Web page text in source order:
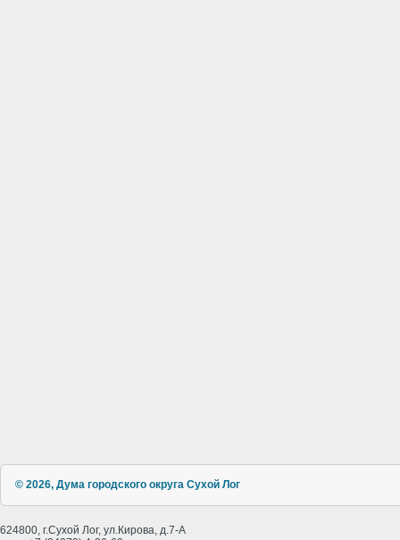
© 2026, Дума городского округа Сухой Лог
624800, г.Сухой Лог, ул.Кирова, д.7-А